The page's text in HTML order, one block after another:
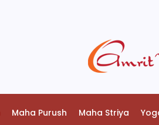
Maha Purush Maha Striya